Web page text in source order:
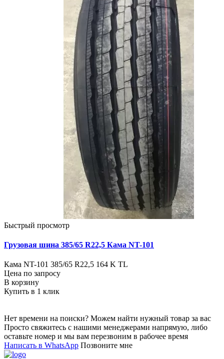
Быстрый просмотр
Грузовая шина 385/65 R22,5 Кама NT-101
Кама NT-101 385/65 R22,5 164 K TL
Цена по запросу
В корзину
Купить в 1 клик
Нет времени на поиски? Можем найти нужный товар за вас
Просто свяжитесь с нашими менеджерами напрямую, либо
оставьте номер и мы вам перезвоним в рабочее время
Написать в WhatsApp Позвоните мне